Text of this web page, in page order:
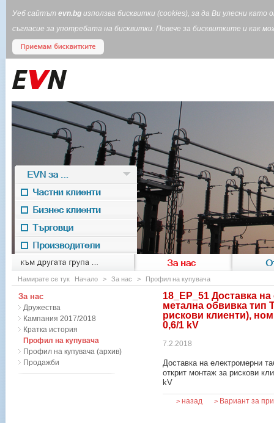
Уеб сайтът evn.bg използва бисквитки (cookies), за да Ви улесни
съгласие за употребата на бисквитки. Повече за бисквитките и
към другата група ... За нас
EVN for
EVN за ...
Частни клиенти
Бизнес клиенти
Търговци
Производители
Намирате се тук Начало > За нас > Профил на купувача
18_ЕР_51 Доставка
метална обвивка тип
рискови клиенти),
0,6/1 kV
7.2.2018
Доставка на електромерни
открит монтаж за рискови
kV
> назад > Вариант за
За нас
Дружества
Кампания 2017/2018
Кратка история
Профил на купувача
Профил на купувача (архив)
Продажби